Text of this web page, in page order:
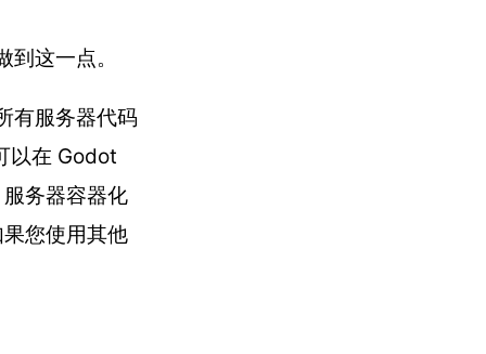
这一点。
有服务器代码
以在 Godot
务器容器化
您使用其他